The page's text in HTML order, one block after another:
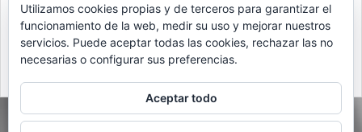
Utilizamos cookies propias y de terceros para garantizar el
funcionamiento de la web, medir su uso y mejorar nuestros
servicios. Puede aceptar todas las cookies, rechazar las no
necesarias o configurar sus preferencias.
Aceptar todo